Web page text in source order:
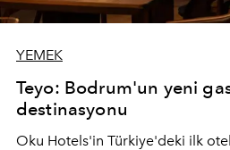
YEMEK
Teyo: Bodrum'un yeni
destinasyonu
Oku Hotels'in Türkiye'deki ilk